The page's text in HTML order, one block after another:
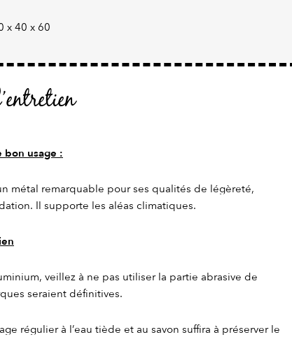
x 40 x 60
bon usage :
métal remarquable pour ses qualités de légèreté,
Il supporte les aléas climatiques.
veillez à ne pas utiliser la partie abrasive de
seraient définitives.
régulier à l’eau tiède et au savon suffira à préserver le